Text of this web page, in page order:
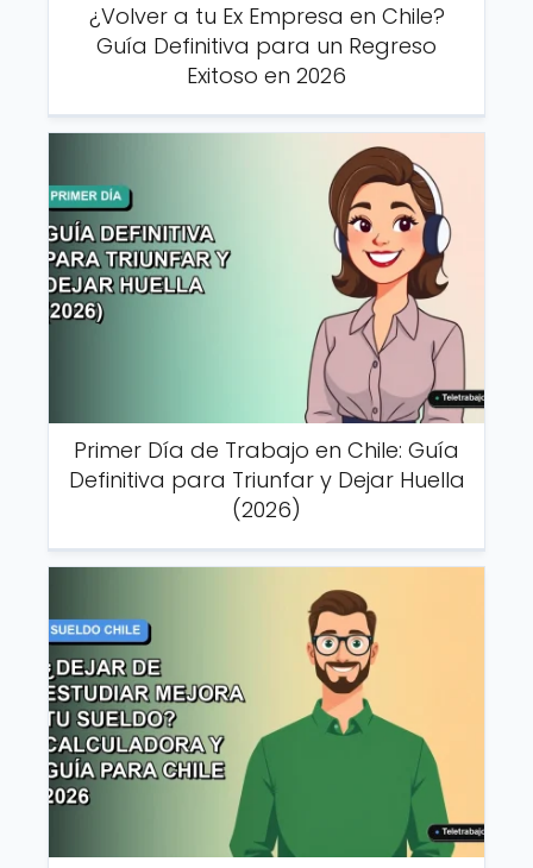
¿Volver a tu Ex Empresa en Chile?
Guía Definitiva para un Regreso
Exitoso en 2026
Primer Día de Trabajo en Chile: Guía
Definitiva para Triunfar y Dejar Huella
(2026)